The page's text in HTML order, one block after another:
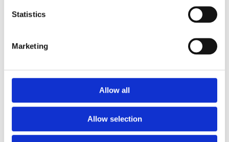
Statistics
Marketing
Allow all
Allow selection
DWG, produktblad, teknisk information, bilder etc.